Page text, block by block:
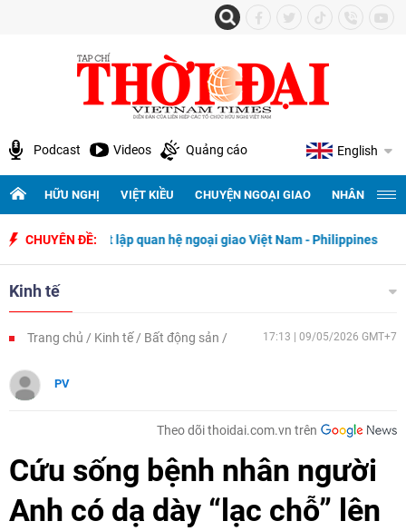
Podcast Videos Quảng cáo English
HỮU NGHỊ VIỆT KIỀU CHUYỆN NGOẠI GIAO NHÂN
CHUYÊN ĐỀ:
ngày thiết lập quan hệ ngoại giao Việt Nam - Philippines 500
Kinh tế
Trang chủ Kinh tế Bất động sản 17:13 | 09/05/2026 GMT+7
PV
Theo dõi thoidai.com.vn trên
Cứu sống bệnh nhân người
Anh có dạ dày “lạc chỗ” lên